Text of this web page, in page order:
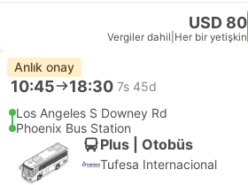
USD 80
Vergiler dahil Her bir yetişkin
Anlık onay
10:45 18:30 7s 45d
Los Angeles S Downey Rd
Phoenix Bus Station
Plus | Otobüs
Tufesa Internacional